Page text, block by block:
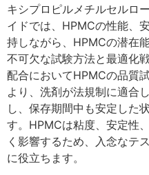
キシプロピルメチルセルロ
イドでは、HPMCの性能、
持しながら、HPMCの潜在
不可欠な試験方法と最適化
配合においてHPMCの品質
より、洗剤が法規制に適合
し、保存期間中も安定した
す。HPMCは粘度、安定性
く影響するため、入念なテ
に役立ちます。